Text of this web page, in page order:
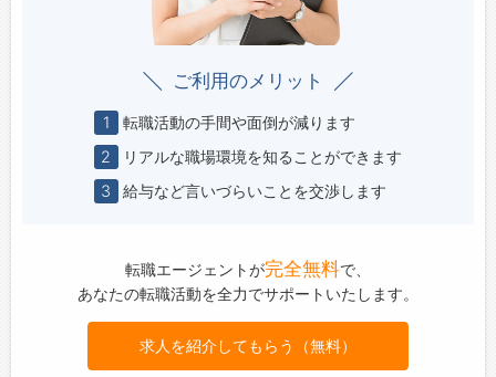
ご利用のメリット
1
転職活動の手間や面倒が減ります
2
リアルな職場環境を知ることができます
3
給与など言いづらいことを交渉します
転職エージェントが完全無料で、
あなたの転職活動を全力でサポートいたします。
求人を紹介してもらう（無料）